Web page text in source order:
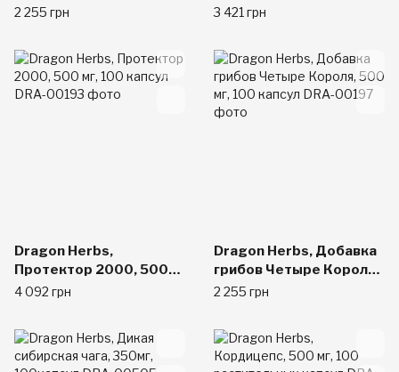
мл)
2 255 грн
2 жидкие унции (60 мл)
3 421 грн
Dragon Herbs,
Протектор 2000, 500
мг, 100 капсул
4 092 грн
Dragon Herbs, Добавка
грибов Четыре Короля,
500 мг, 100 капсул
2 255 грн